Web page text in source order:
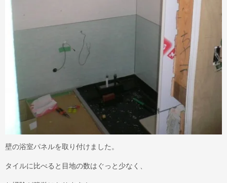
壁の浴室パネルを取り付けました。
タイルに比べると目地の数はぐっと少なく、